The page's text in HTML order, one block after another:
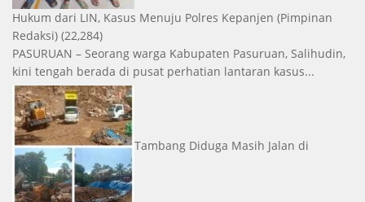
Hukum dari LIN, Kasus Menuju Polres Kepanjen (Pimpinan
Redaksi) (22,284)
PASURUAN – Seorang warga Kabupaten Pasuruan, Salihudin,
kini tengah berada di pusat perhatian lantaran kasus...
Tambang Diduga Masih Jalan di